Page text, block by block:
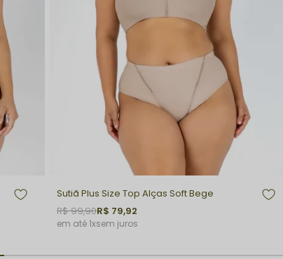
Sutiã Plus Size Top Alças Soft Bege
R$ 99,90R$ 79,92
1xsem juros